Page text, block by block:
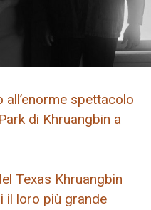
spettacolo
di Khruangbin a
Texas Khruangbin
il loro più grande